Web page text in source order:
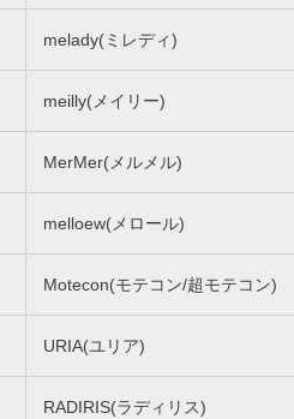
melady(ミレディ)
meilly(メイリー)
MerMer(メルメル)
melloew(メロール)
Motecon(モテコン/超モテコン)
URIA(ユリア)
RADIRIS(ラディリス)